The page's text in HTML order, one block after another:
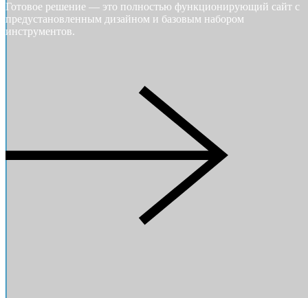
Готовое решение — это полностью функционирующий сайт с
предустановленным дизайном и базовым набором
инструментов.